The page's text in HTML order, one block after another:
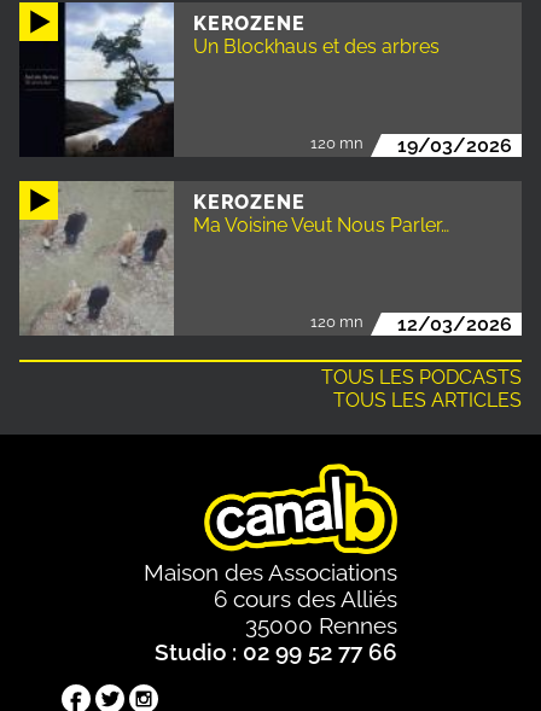
KEROZENE
Un Blockhaus et des arbres
120 mn 19/03/2026
KEROZENE
Ma Voisine Veut Nous Parler…
120 mn 12/03/2026
TOUS LES PODCASTS
TOUS LES ARTICLES
Maison des Associations
6 cours des Alliés
35000 Rennes
Studio : 02 99 52 77 66